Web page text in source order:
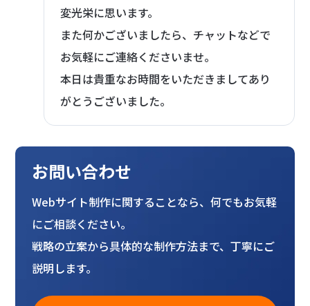
変光栄に思います。
また何かございましたら、チャットなどで
お気軽にご連絡くださいませ。
本日は貴重なお時間をいただきましてあり
がとうございました。
お問い合わせ
Webサイト制作に関することなら、何でもお気軽
にご相談ください。
戦略の立案から具体的な制作方法まで、丁寧にご
説明します。